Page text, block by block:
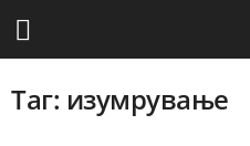
Таг: изумрување